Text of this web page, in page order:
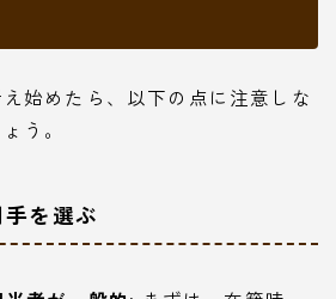
始めたら、以下の点に注意しな
う。
を選ぶ